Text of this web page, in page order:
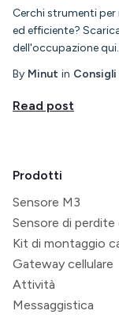
Cerchi strumenti per
ed efficiente?
dell'occupazione qui.
By Minut in
Read post
Prodotti
Sensore M3
Sensore di perdite
Kit di montaggio
Gateway cellulare
Attività
Messaggistica